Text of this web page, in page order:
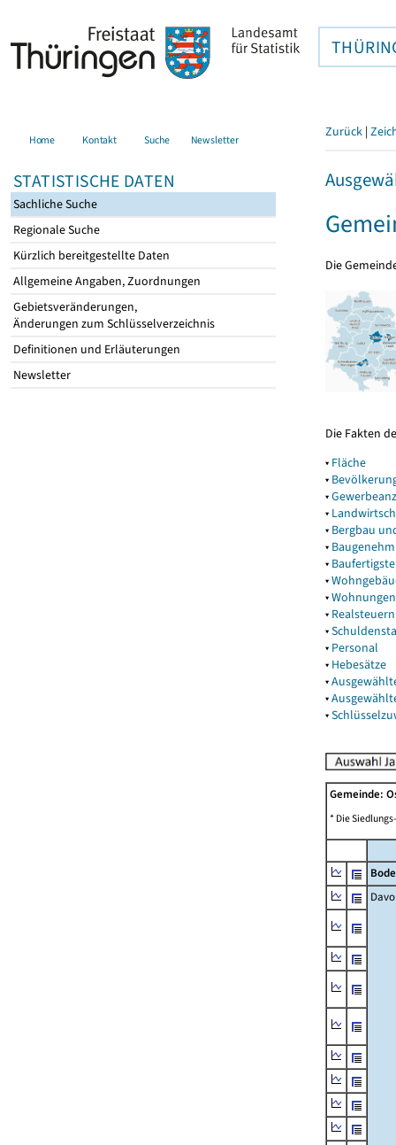
Home Kontakt Suche Newsletter
STATISTISCHE DATEN
Sachliche Suche
Regionale Suche
Kürzlich bereitgestellte Daten
Allgemeine Angaben, Zuordnungen
Gebietsveränderungen,
Änderungen zum Schlüsselverzeichnis
Definitionen und Erläuterungen
Newsletter
Zurück |
Die
Die Fakten
▾ Fläche
▾
▾
▾
▾ Bergbau
▾
▾
▾
▾Wohnungen
▾ Realsteuern
▾
▾ Personal
▾ Hebesätze
▾
▾
▾
Gemeinde:
* Die